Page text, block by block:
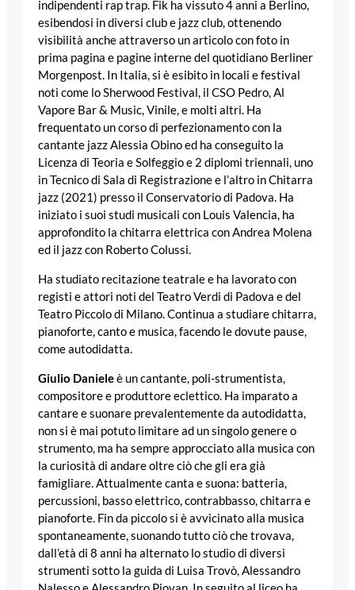
indipendenti rap trap. Fik ha vissuto 4 anni a Berlino,
esibendosi in diversi club e jazz club, ottenendo
visibilità anche attraverso un articolo con foto in
prima pagina e pagine interne del quotidiano Berliner
Morgenpost. In Italia, si è esibito in locali e festival
noti come lo Sherwood Festival, il CSO Pedro, Al
Vapore Bar & Music, Vinile, e molti altri. Ha
frequentato un corso di perfezionamento con la
cantante jazz Alessia Obino ed ha conseguito la
Licenza di Teoria e Solfeggio e 2 diplomi triennali, uno
in Tecnico di Sala di Registrazione e l’altro in Chitarra
jazz (2021) presso il Conservatorio di Padova. Ha
iniziato i suoi studi musicali con Louis Valencia, ha
approfondito la chitarra elettrica con Andrea Molena
ed il jazz con Roberto Colussi.
Ha studiato recitazione teatrale e ha lavorato con
registi e attori noti del Teatro Verdi di Padova e del
Teatro Piccolo di Milano. Continua a studiare chitarra,
pianoforte, canto e musica, facendo le dovute pause,
come autodidatta.
Giulio Danieleè un cantante, poli-strumentista,
compositore e produttore eclettico. Ha imparato a
cantare e suonare prevalentemente da autodidatta,
non si è mai potuto limitare ad un singolo genere o
strumento, ma ha sempre approcciato alla musica con
la curiosità di andare oltre ciò che gli era già
famigliare. Attualmente canta e suona: batteria,
percussioni, basso elettrico, contrabbasso, chitarra e
pianoforte. Fin da piccolo si è avvicinato alla musica
spontaneamente, suonando tutto ciò che trovava,
dall’età di 8 anni ha alternato lo studio di diversi
strumenti sotto la guida di Luisa Trovò, Alessandro